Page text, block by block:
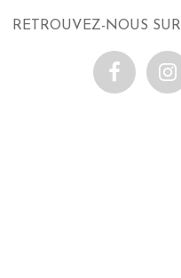
RETROUVEZ-NOUS SUR